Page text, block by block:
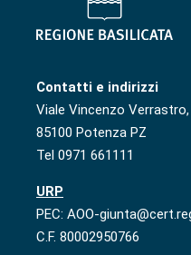
Contatti e indirizzi
Viale Vincenzo
85100 Potenza PZ
Tel 0971 661111
URP
PEC: AOO-
C.F. 80002950766